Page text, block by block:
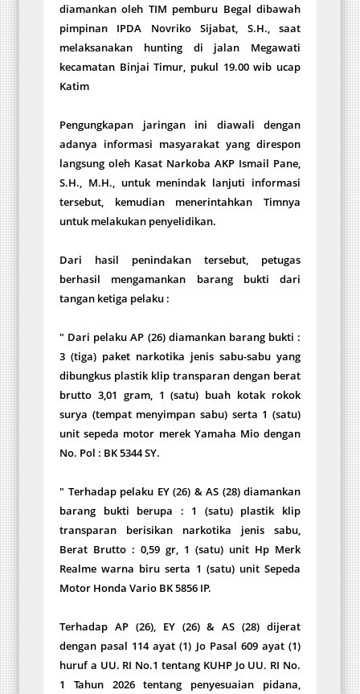
diamankan oleh TIM pemburu Begal dibawah
pimpinan IPDA Novriko Sijabat, S.H., saat
melaksanakan hunting di jalan Megawati
kecamatan Binjai Timur, pukul 19.00 wib ucap
Katim
Pengungkapan jaringan ini diawali dengan
adanya informasi masyarakat yang direspon
langsung oleh Kasat Narkoba AKP Ismail Pane,
S.H., M.H., untuk menindak lanjuti informasi
tersebut, kemudian menerintahkan Timnya
untuk melakukan penyelidikan.
Dari hasil penindakan tersebut, petugas
berhasil mengamankan barang bukti dari
tangan ketiga pelaku :
" Dari pelaku AP (26) diamankan barang bukti :
3 (tiga) paket narkotika jenis sabu-sabu yang
dibungkus plastik klip transparan dengan berat
brutto 3,01 gram, ‎1 (satu) buah kotak rokok
surya (tempat menyimpan sabu) serta 1 (satu)
unit sepeda motor merek Yamaha Mio dengan
No. Pol : BK 5344 SY.
‎" Terhadap pelaku EY (26) & AS (28) diamankan
barang bukti berupa : 1 (satu) plastik klip
transparan berisikan narkotika jenis sabu,
Berat Brutto : 0,59 gr, 1 (satu) unit Hp Merk
Realme warna biru serta 1 (satu) unit Sepeda
Motor Honda Vario BK 5856 IP.
Terhadap AP (26), EY (26) & AS (28) dijerat
dengan pasal 114 ayat (1) Jo Pasal 609 ayat (1)
huruf a UU. RI No.1 tentang KUHP Jo UU. RI No.
1 Tahun 2026 tentang penyesuaian pidana,